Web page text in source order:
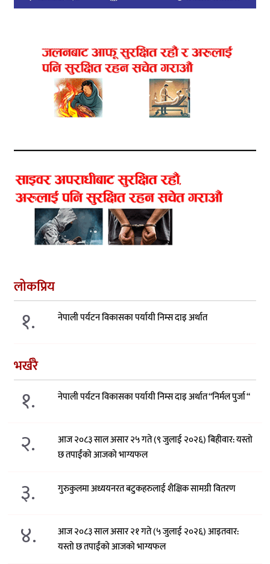
लोकप्रिय
१. नेपाली पर्यटन विकासका पर्यायी निम्स दाइ अर्थात
भर्खरै
१. नेपाली पर्यटन विकासका पर्यायी निम्स दाइ अर्थात “निर्मल पुर्जा “
२.
आज २०८३ साल असार २५ गते (९ जुलाई २०२६) बिहीवार: यस्तो
छ तपाईंको आजको भाग्यफल
३. गुरुकुलमा अध्ययनरत बटुकहरुलाई शैक्षिक सामग्री वितरण
४.
आज २०८३ साल असार २१ गते (५ जुलाई २०२६) आइतवार:
यस्तो छ तपाईंको आजको भाग्यफल